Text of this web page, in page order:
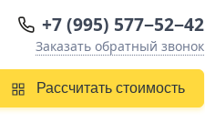
+7 (995) 577−52−42
Заказать обратный звонок
Рассчитать стоимость